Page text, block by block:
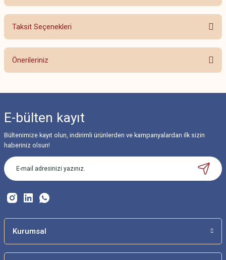
Bu ürüne ilk yorumu siz yapın!
Taksit Seçenekleri
Önerileriniz
Görüş ve önerileriniz için teşekkür ederiz.
Ürün resmi kalitesiz, bozuk veya görüntülenemiyor.
Ürün açıklamasında eksik bilgiler bulunuyor.
Ürün bilgilerinde hatalar bulunuyor.
Bu ürüne benzer farklı alternatifler olmalı.
E-bülten kayıt
Bültenimize kayıt olun, indirimli ürünlerden ve kampanyalardan ilk sizin
haberiniz olsun!
Kurumsal